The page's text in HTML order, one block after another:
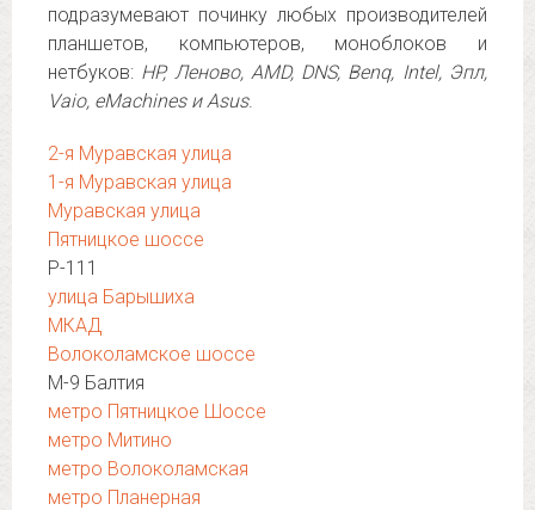
подразумевают починку любых производителей
планшетов, компьютеров, моноблоков и
нетбуков: HP, Леново, AMD, DNS, Benq, Intel, Эпл,
Vaio, eMachines и Asus.
2-я Муравская улица
1-я Муравская улица
Муравская улица
Пятницкое шоссе
Р-111
улица Барышиха
МКАД
Волоколамское шоссе
М-9 Балтия
метро Пятницкое Шоссе
метро Митино
метро Волоколамская
метро Планерная